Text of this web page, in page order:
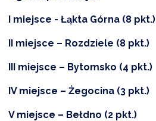
I miejsce - Łąkta Górna (8 pkt.)
II miejsce – Rozdziele (8 pkt.)
III miejsce – Bytomsko (4 pkt.)
IV miejsce – Żegocina (3 pkt.)
V miejsce – Bełdno (2 pkt.)